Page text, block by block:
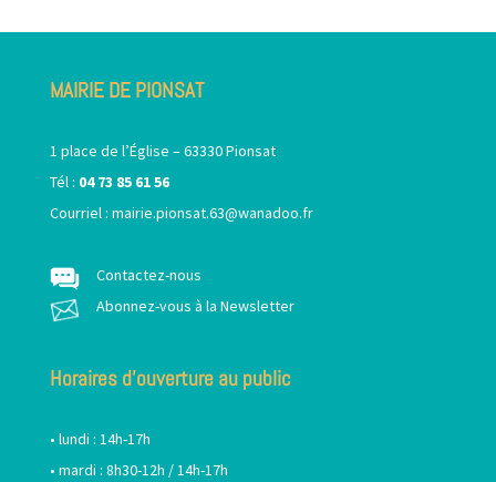
MAIRIE DE PIONSAT
1 place de l’Église – 63330 Pionsat
Tél : 04 73 85 61 56
Courriel : mairie.pionsat.63@wanadoo.fr
Contactez-nous
Abonnez-vous à la Newsletter
Horaires d’ouverture au public
• lundi : 14h-17h
• mardi : 8h30-12h / 14h-17h